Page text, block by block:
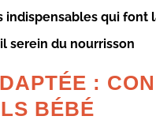
indispensables qui font
serein du nourrisson
:
BÉBÉ